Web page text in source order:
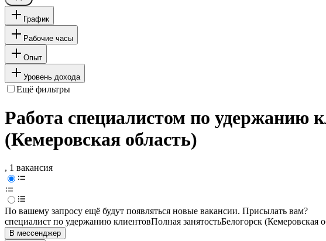
График
Рабочие часы
Опыт
Уровень дохода
Ещё фильтры
Работа специалистом по удержанию
(Кемеровская область)
, 1 вакансия
По вашему запросу ещё будут появляться новые вакансии. Присылать вам?
специалист по удержанию клиентовПолная занятостьБелогорск (Кемеровская
В мессенджер